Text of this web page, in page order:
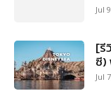
Jul
[รี
ซี)
Jul